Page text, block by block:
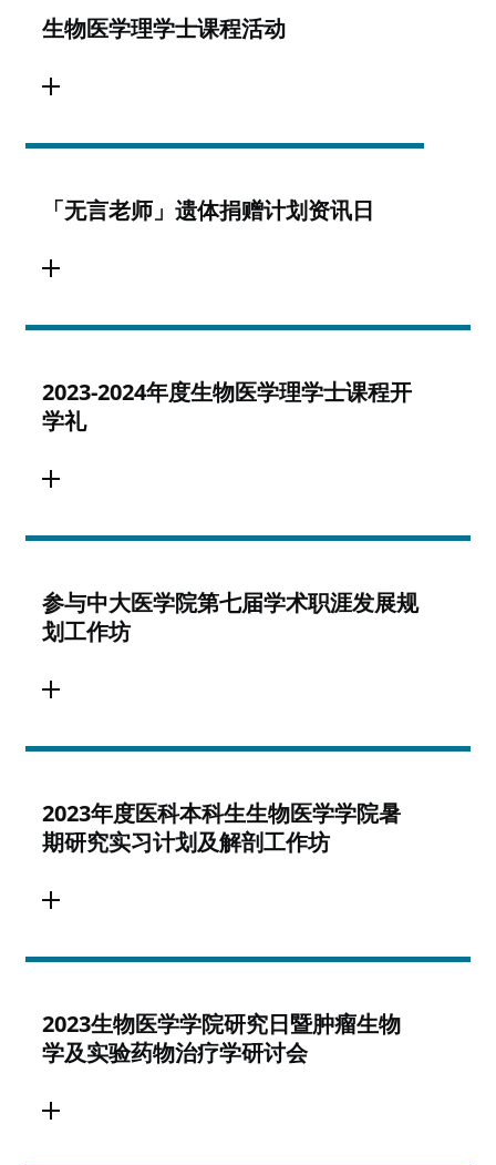
生物医学理学士课程活动
「无言老师」遗体捐赠计划资讯日
2023-2024年度生物医学理学士课程开
学礼
参与中大医学院第七届学术职涯发展规
划工作坊
2023年度医科本科生生物医学学院暑
期研究实习计划及解剖工作坊
2023生物医学学院研究日暨肿瘤生物
学及实验药物治疗学研讨会